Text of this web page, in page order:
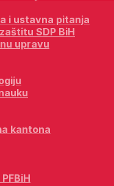
i ustavna pitanja
SDP BiH
upravu
kantona